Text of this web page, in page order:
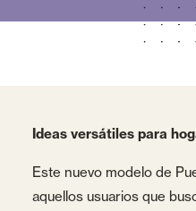
Ideas versátiles para
Este nuevo modelo de
aquellos usuarios que